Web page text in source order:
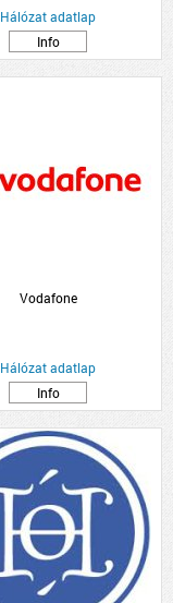
Hálózat adatlap
Info
Vodafone
Hálózat adatlap
Info